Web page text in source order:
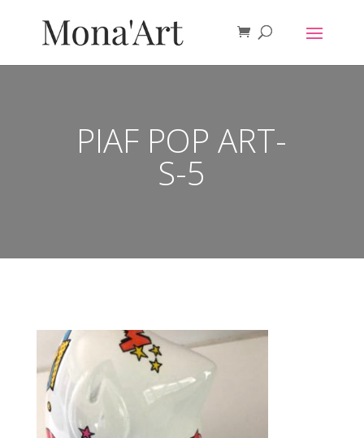
PIAF POP ART-
S-5